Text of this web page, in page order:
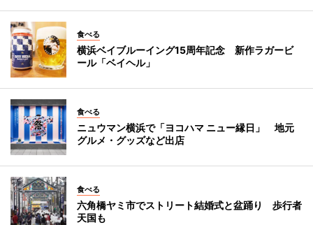
食べる
横浜ベイブルーイング15周年記念 新作ラガービ
ール「ベイヘル」
食べる
ニュウマン横浜で「ヨコハマ ニュー縁日」 地元
グルメ・グッズなど出店
食べる
六角橋ヤミ市でストリート結婚式と盆踊り 歩行者
天国も